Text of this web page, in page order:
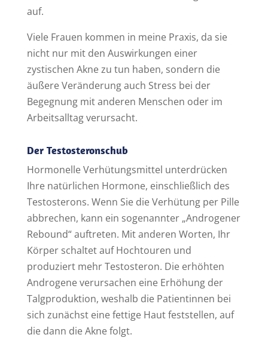
auf.
Viele Frauen kommen in meine Praxis, da sie
nicht nur mit den Auswirkungen einer
zystischen Akne zu tun haben, sondern die
äußere Veränderung auch Stress bei der
Begegnung mit anderen Menschen oder im
Arbeitsalltag verursacht.
Der Testosteronschub
Hormonelle Verhütungsmittel unterdrücken
Ihre natürlichen Hormone, einschließlich des
Testosterons. Wenn Sie die Verhütung per Pille
abbrechen, kann ein sogenannter „Androgener
Rebound“ auftreten. Mit anderen Worten, Ihr
Körper schaltet auf Hochtouren und
produziert mehr Testosteron. Die erhöhten
Androgene verursachen eine Erhöhung der
Talgproduktion, weshalb die Patientinnen bei
sich zunächst eine fettige Haut feststellen, auf
die dann die Akne folgt.